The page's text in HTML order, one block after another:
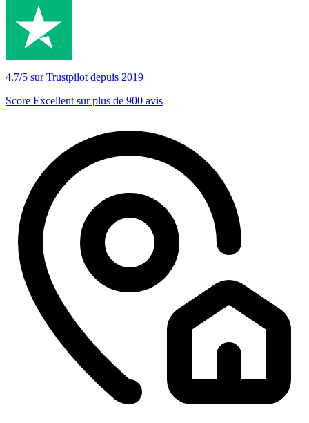
4.7/5 sur Trustpilot depuis 2019
Score Excellent sur plus de 900 avis